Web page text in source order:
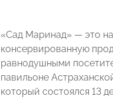
«Сад Маринад» — это
консервированную
равнодушными
павильоне
который состоялся 13